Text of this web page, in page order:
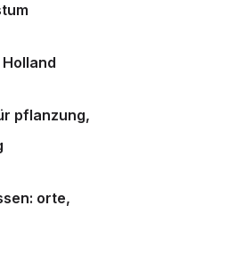
pflanzung,
orte,